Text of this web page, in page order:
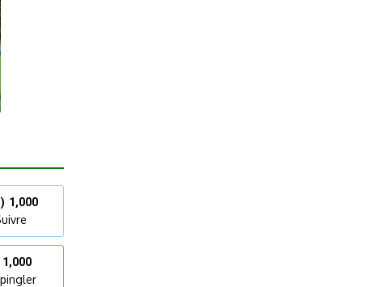
1,000
1,000